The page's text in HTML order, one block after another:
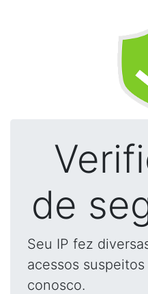
de
Seu IP fez
acessos
conosco.